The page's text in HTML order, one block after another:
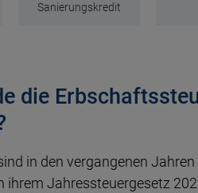
Sanierungskredit
die
in den ver­gan­genen
ihrem Jah­res­steuer­ge­setz